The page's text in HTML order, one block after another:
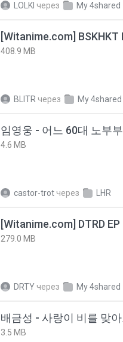
LOLKI через My 4shared
[Witanime.com] BSKHKT
408.9 MB
BLITR через My 4shared
임영웅 - 어느 60대 노부
4.6 MB
castor-trot через LHR
[Witanime.com] DTRD EP
279.0 MB
DRTY через My 4shared
배금성 - 사랑이 비를 맞
3.5 MB